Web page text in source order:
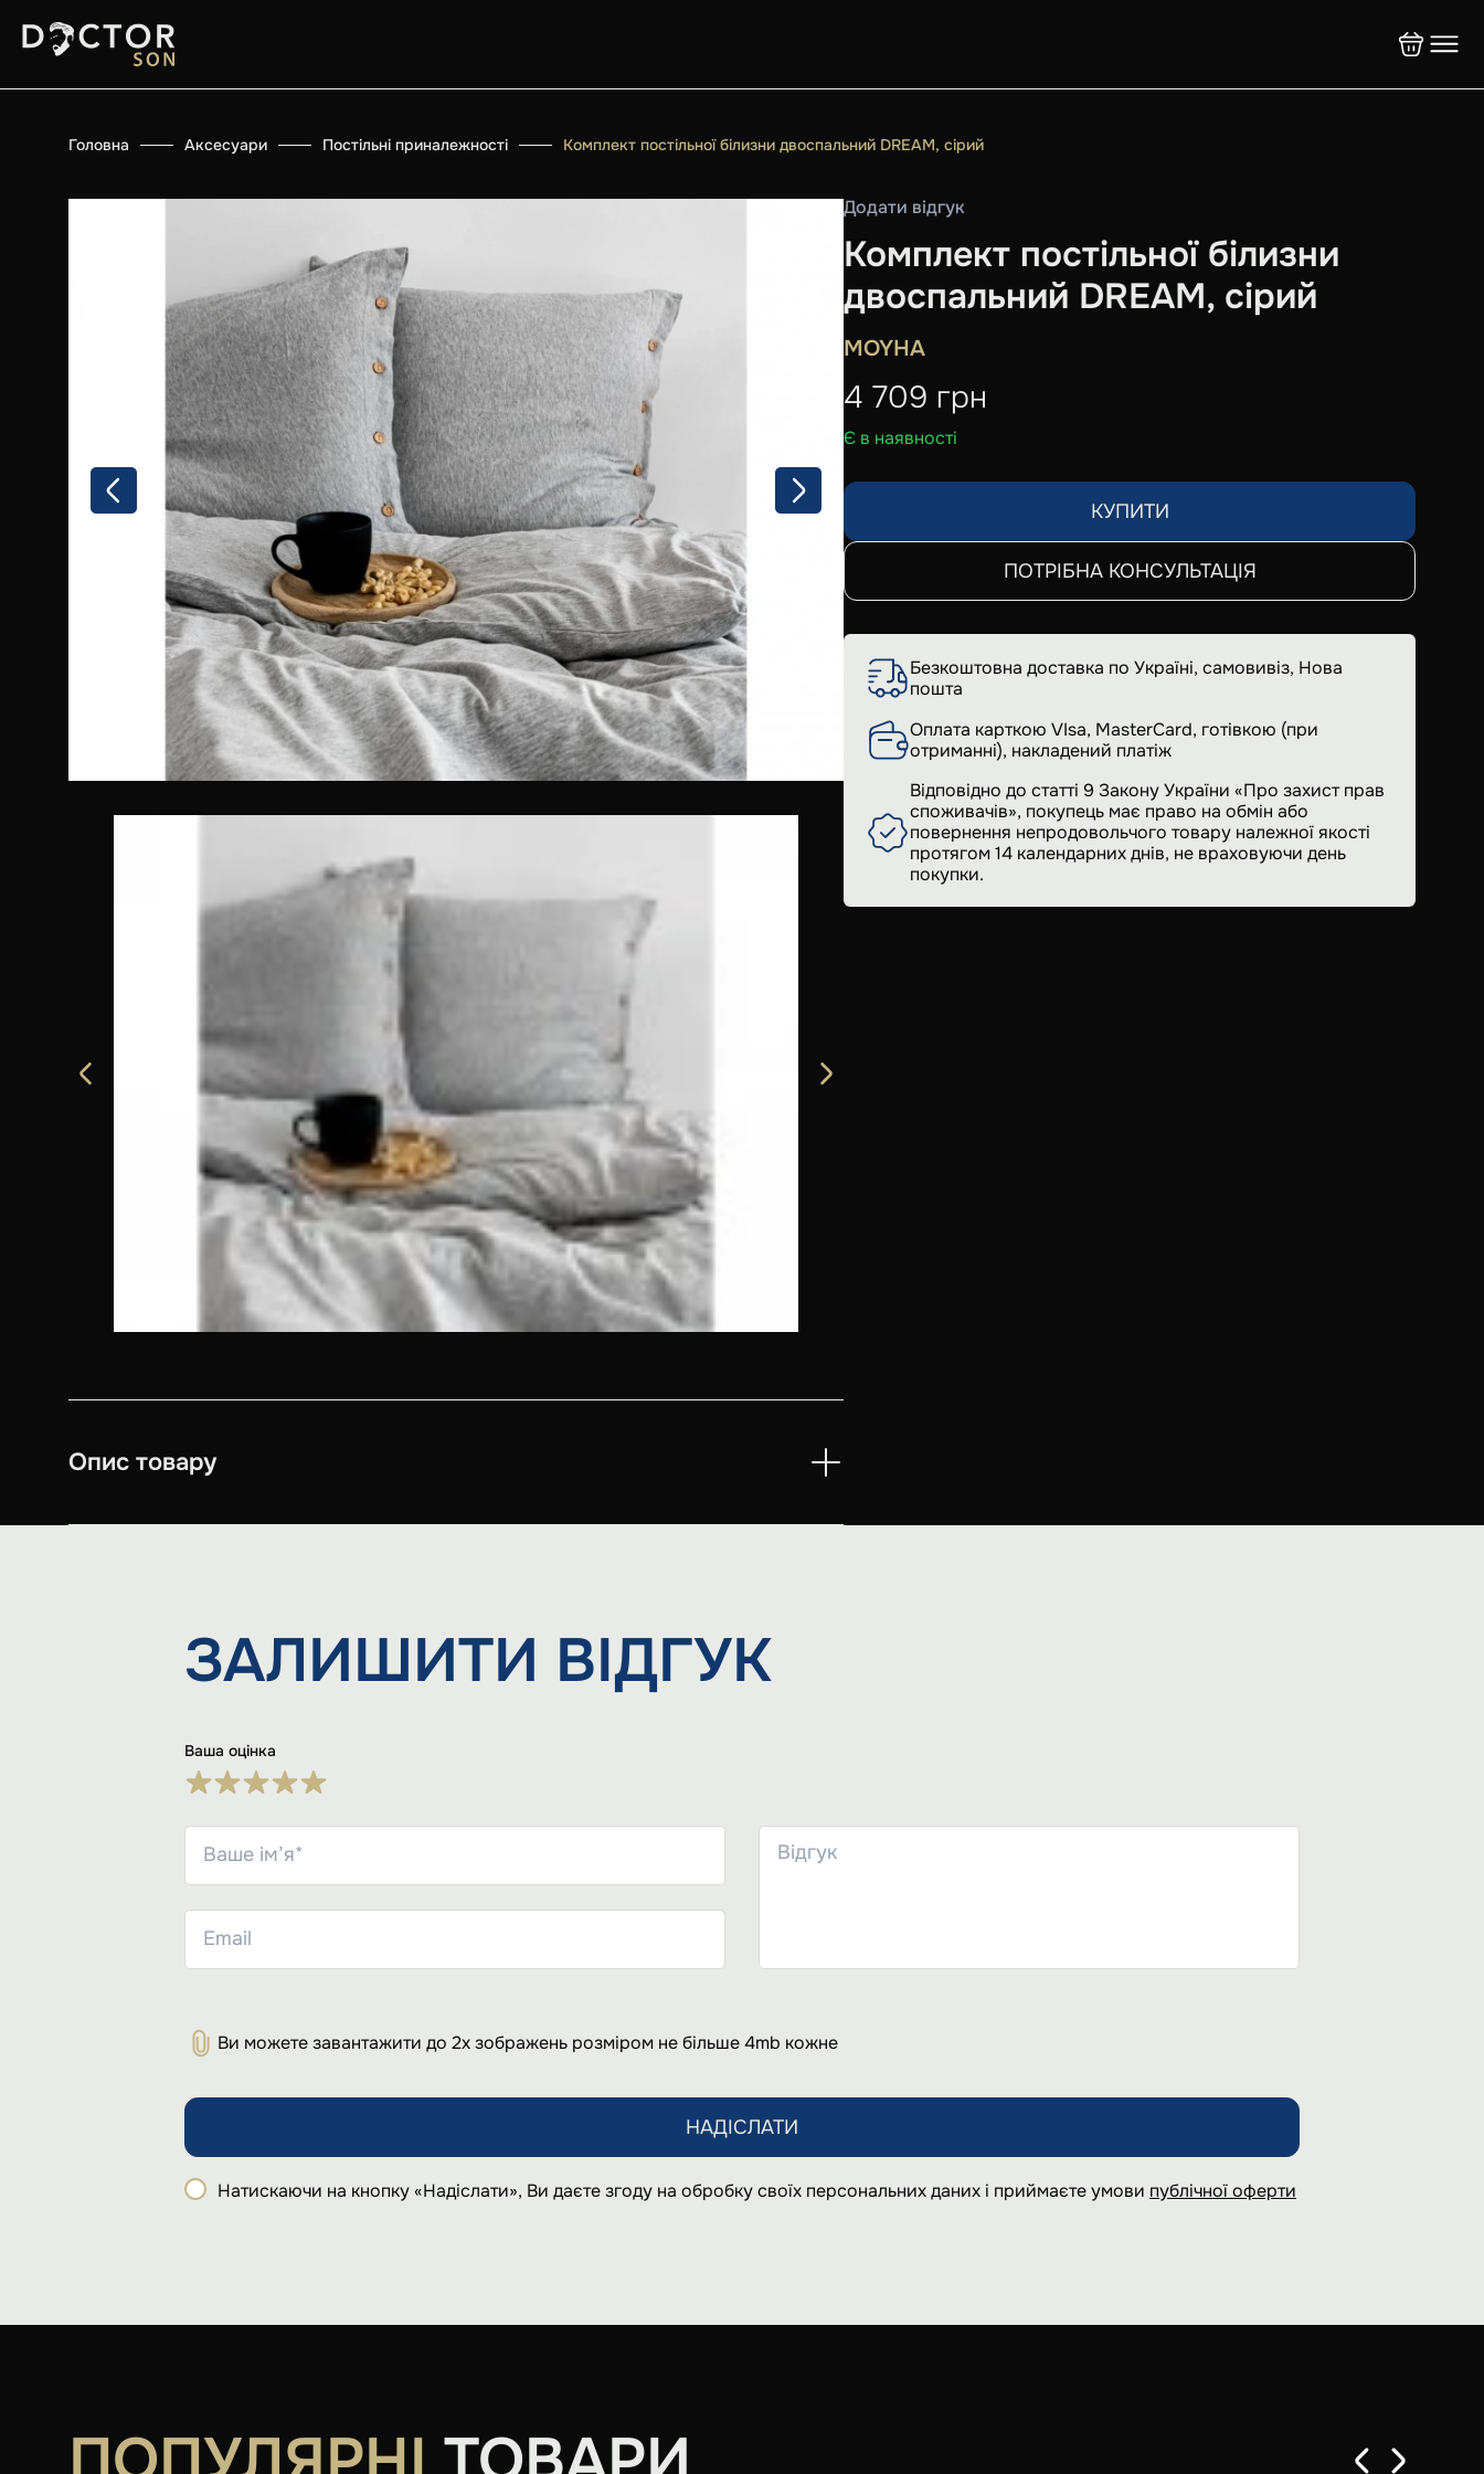
Головна Аксесуари Постільні приналежності Комплект постільної білизни двоспальний DREAM, сірий
Опис товару
Додати відгук
Комплект постільної білизни
двоспальний DREAM, сірий
MOYHA
4 709 грн
Є в наявності
КУПИТИ
ПОТРІБНА КОНСУЛЬТАЦІЯ
Безкоштовна доставка по Україні, самовивіз, Нова
пошта
Оплата карткою VIsa, MasterCard, готівкою (при
отриманні), накладений платіж
Відповідно до статті 9 Закону України «Про захист прав
споживачів», покупець має право на обмін або
повернення непродовольчого товару належної якості
протягом 14 календарних днів, не враховуючи день
покупки.
ЗАЛИШИТИ ВІДГУК
Ваша оцінка
Ви можете завантажити до 2х зображень розміром не більше 4mb кожне
НАДІСЛАТИ
Натискаючи на кнопку «Надіслати», Ви даєте згоду на обробку своїх персональних даних і приймаєте умови публічної оферти